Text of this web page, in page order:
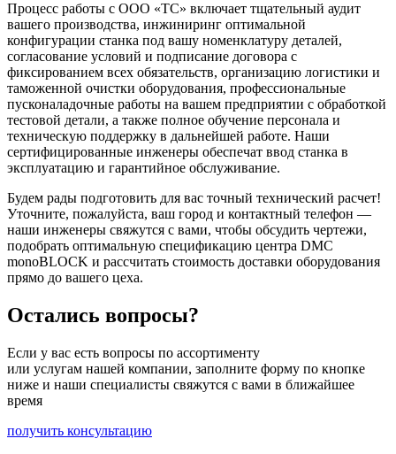
Процесс работы с ООО «ТС» включает тщательный аудит
вашего производства, инжиниринг оптимальной
конфигурации станка под вашу номенклатуру деталей,
согласование условий и подписание договора с
фиксированием всех обязательств, организацию логистики и
таможенной очистки оборудования, профессиональные
пусконаладочные работы на вашем предприятии с обработкой
тестовой детали, а также полное обучение персонала и
техническую поддержку в дальнейшей работе. Наши
сертифицированные инженеры обеспечат ввод станка в
эксплуатацию и гарантийное обслуживание.
Будем рады подготовить для вас точный технический расчет!
Уточните, пожалуйста, ваш город и контактный телефон —
наши инженеры свяжутся с вами, чтобы обсудить чертежи,
подобрать оптимальную спецификацию центра DMC
monoBLOCK и рассчитать стоимость доставки оборудования
прямо до вашего цеха.
Остались вопросы?
Если у вас есть вопросы по ассортименту
или услугам нашей компании, заполните форму по кнопке
ниже и наши специалисты свяжутся с вами в ближайшее
время
получить консультацию